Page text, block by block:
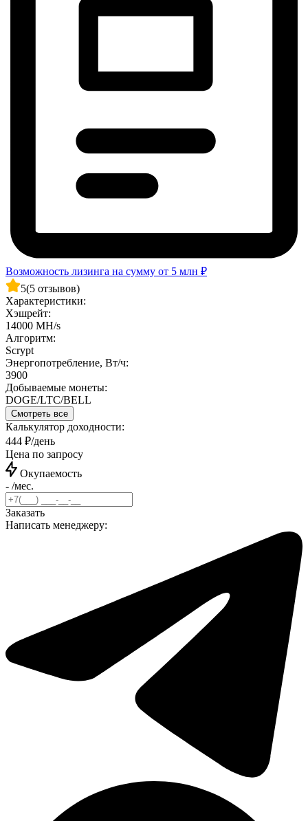
Возможность лизинга на сумму от 5 млн ₽
5(5 отзывов)
Характеристики:
Хэшрейт:
14000 MH/s
Алгоритм:
Scrypt
Энергопотребление, Вт/ч:
3900
Добываемые монеты:
DOGE/LTC/BELL
Смотреть все
Калькулятор доходности:
444 ₽/день
Цена по запросу
Окупаемость
- /мес.
Заказать
Написать менеджеру: